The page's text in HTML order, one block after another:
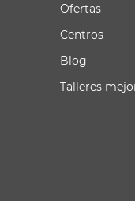
Ofertas
Centros
Blog
Talleres